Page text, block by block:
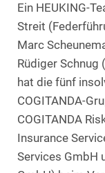
Ein HEUKING-
Streit
Marc
Rüdiger Schnug
hat die fünf
COGITANDA-
COGITANDA
Insurance
Services GmbH